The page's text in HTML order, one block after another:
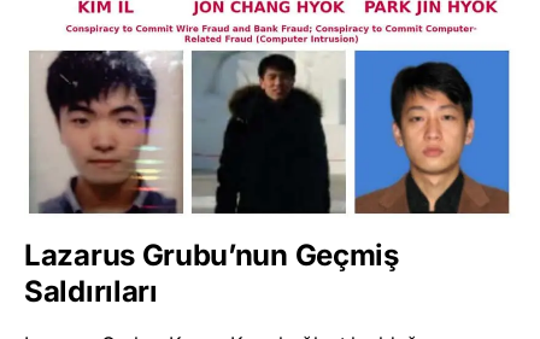
Lazarus Grubu’nun Geçmiş
Saldırıları